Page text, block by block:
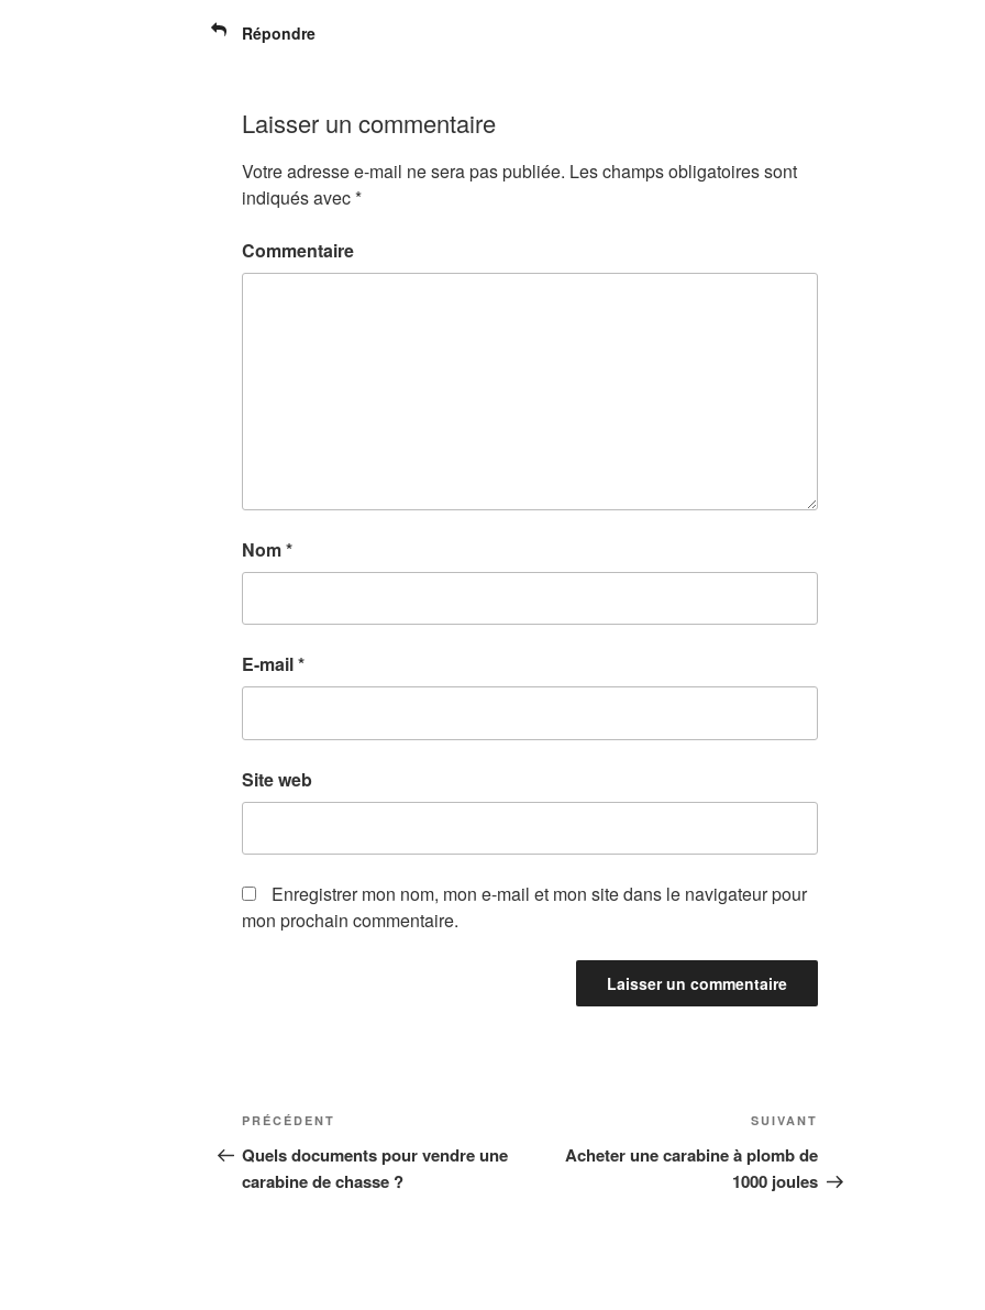
Répondre
Laisser un commentaire
Votre adresse e-mail ne sera pas publiée. Les champs obligatoires sont
indiqués avec*
Commentaire
Nom*
E-mail*
Site web
Enregistrer mon nom, mon e-mail et mon site dans le navigateur pour
mon prochain commentaire.
Navigation
de
l’article
Article
précédent
PRÉCÉDENT
Quels documents pour vendre une
carabine de chasse ?
suivant
SUIVANT
Acheter une carabine à plomb de
1000 joules